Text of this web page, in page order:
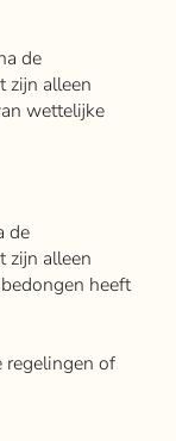
de
zijn alleen
wettelijke
de
zijn alleen
heeft
regelingen of